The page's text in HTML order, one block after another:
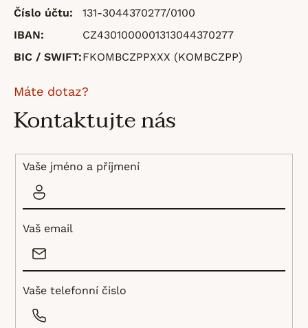
Číslo účtu:
131-3044370277/0100
IBAN:
CZ4301000001313044370277
BIC / SWIFT:FKOMBCZPPXXX (KOMBCZPP)
Máte dotaz?
Kontaktujte nás
Vaše jméno a příjmení
Vaš email
Vaše telefonní čislo